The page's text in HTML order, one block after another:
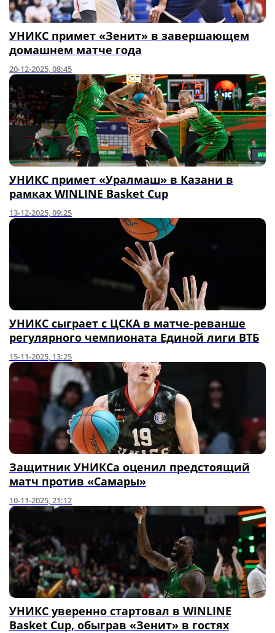
УНИКС примет «Зенит» в завершающем
домашнем матче года
20-12-2025, 08:45
УНИКС примет «Уралмаш» в Казани в
рамках WINLINE Basket Cup
13-12-2025, 09:25
УНИКС сыграет с ЦСКА в матче-реванше
регулярного чемпионата Единой лиги ВТБ
15-11-2025, 13:25
Защитник УНИКСа оценил предстоящий
матч против «Самары»
10-11-2025, 21:12
УНИКС уверенно стартовал в WINLINE
Basket Cup, обыграв «Зенит» в гостях